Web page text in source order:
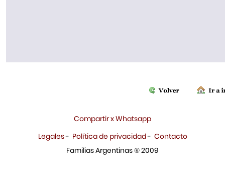
Compartir x Whatsapp
Legales- Política de privacidad- Contacto
Familias Argentinas ® 2009